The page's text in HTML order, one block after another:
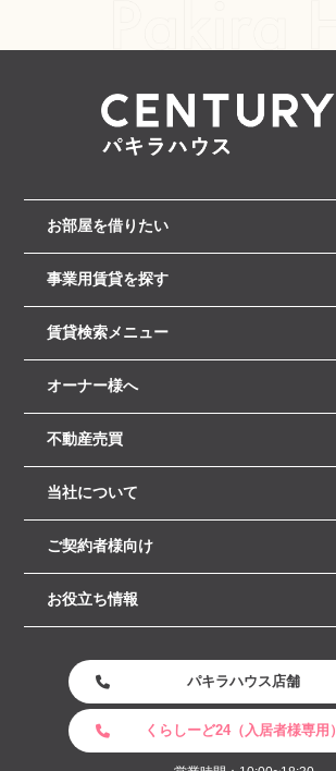
お部屋を借りたい
事業用賃貸を探す
賃貸検索メニュー
オーナー様へ
不動産売買
当社について
ご契約者様向け
お役立ち情報
パキラハウス店舗
くらしーど24（入居者様専用）